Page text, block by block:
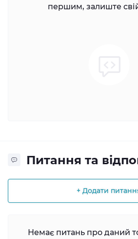
першим, залиште
Питання та
+ Додати
Немає питань про даний